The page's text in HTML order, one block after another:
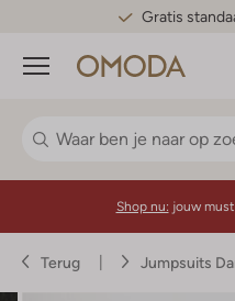
Gratis
Menu
Shop nu: jouw
Terug Jumpsuits